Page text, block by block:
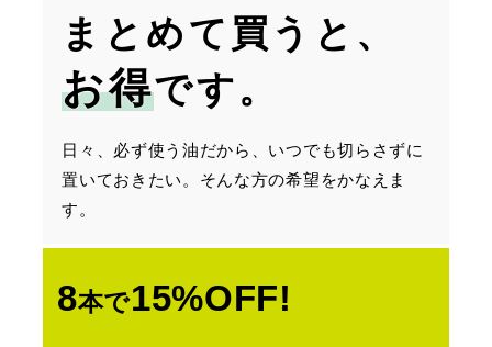
まとめて買うと、
お得です。
日々、必ず使う油だから、いつでも切らさずに
置いておきたい。そんな方の希望をかなえま
す。
8本で15%OFF!